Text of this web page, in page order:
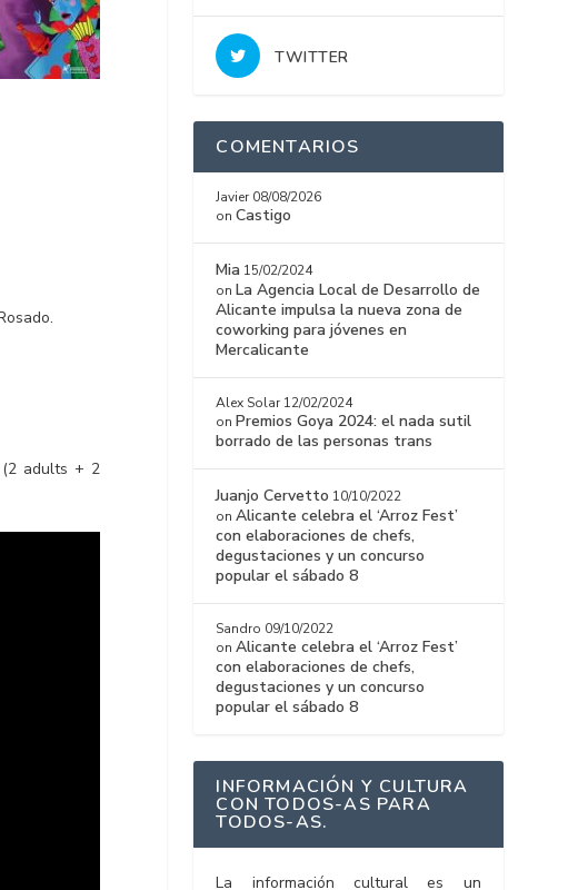
(2 adults + 2
TWITTER
COMENTARIOS
Javier 08/08/2026
onCastigo
Mia 15/02/2024
on La Agencia Local de Desarrollo de
Alicante impulsa la nueva zona de
coworking para jóvenes en
Mercalicante
Alex Solar 12/02/2024
on Premios Goya 2024: el nada sutil
borrado de las personas trans
Juanjo Cervetto 10/10/2022
onAlicante celebra el ‘Arroz Fest’
con elaboraciones de chefs,
degustaciones y un concurso
popular el sábado 8
Sandro 09/10/2022
onAlicante celebra el ‘Arroz Fest’
con elaboraciones de chefs,
degustaciones y un concurso
popular el sábado 8
INFORMACIÓN Y CULTURA
CON TODOS-AS PARA
TODOS-AS.
La información cultural es un